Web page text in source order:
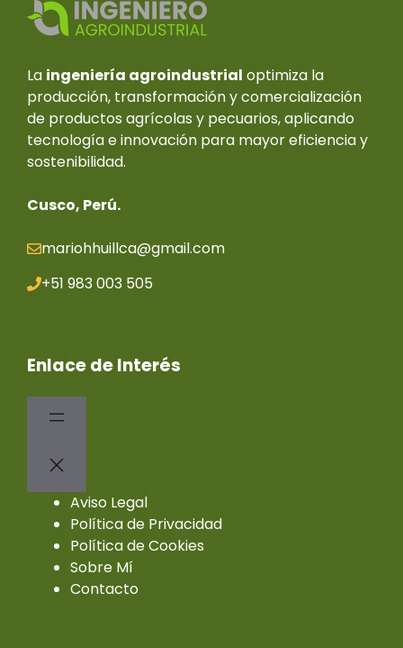
La ingeniería agroindustrial optimiza la
producción, transformación y comercialización
de productos agrícolas y pecuarios, aplicando
tecnología e innovación para mayor eficiencia y
sostenibilidad.
Cusco, Perú.
mariohhuillca@gmail.com
+51 983 003 505
Enlace de Interés
Aviso Legal
Política de Privacidad
Política de Cookies
Sobre Mí
Contacto